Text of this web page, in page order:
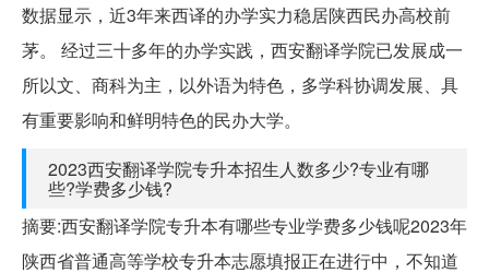
数据显示，近3年来西译的办学实力稳居陕西民办高校前
茅。 经过三十多年的办学实践，西安翻译学院已发展成一
所以文、商科为主，以外语为特色，多学科协调发展、具
有重要影响和鲜明特色的民办大学。
2023西安翻译学院专升本招生人数多少?专业有哪
些?学费多少钱?
摘要:西安翻译学院专升本有哪些专业学费多少钱呢2023年
陕西省普通高等学校专升本志愿填报正在进行中，不知道